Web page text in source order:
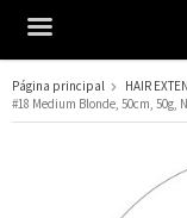
El
Página principal HAIR
#18 Medium Blonde, 50cm, 50g,